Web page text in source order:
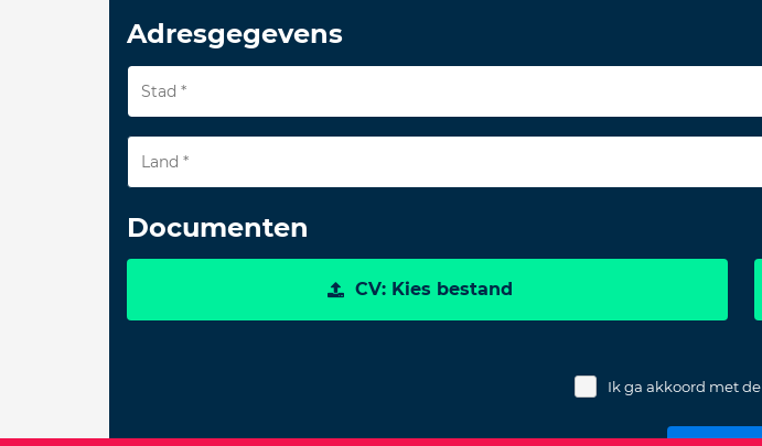
Adresgegevens
Land *
Documenten
CV: Kies bestand
Ik ga akkoord met de